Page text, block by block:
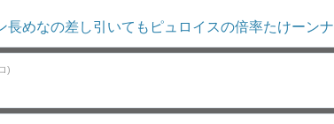
長めなの差し引いてもピュロイスの倍率たけーンナ
)